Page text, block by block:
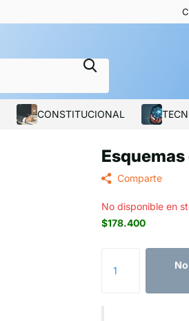
CONSTITUCIONAL
Comparte
No disponible en
$178.400